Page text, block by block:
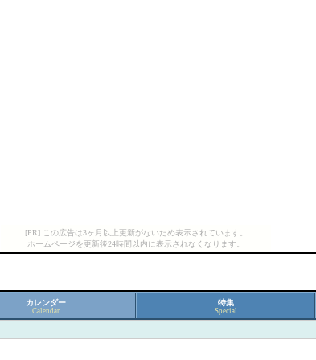
[PR] この広告は3ヶ月以上更新がないため表示されています。
ホームページを更新後24時間以内に表示されなくなります。
カレンダー
Calendar
特集
Special